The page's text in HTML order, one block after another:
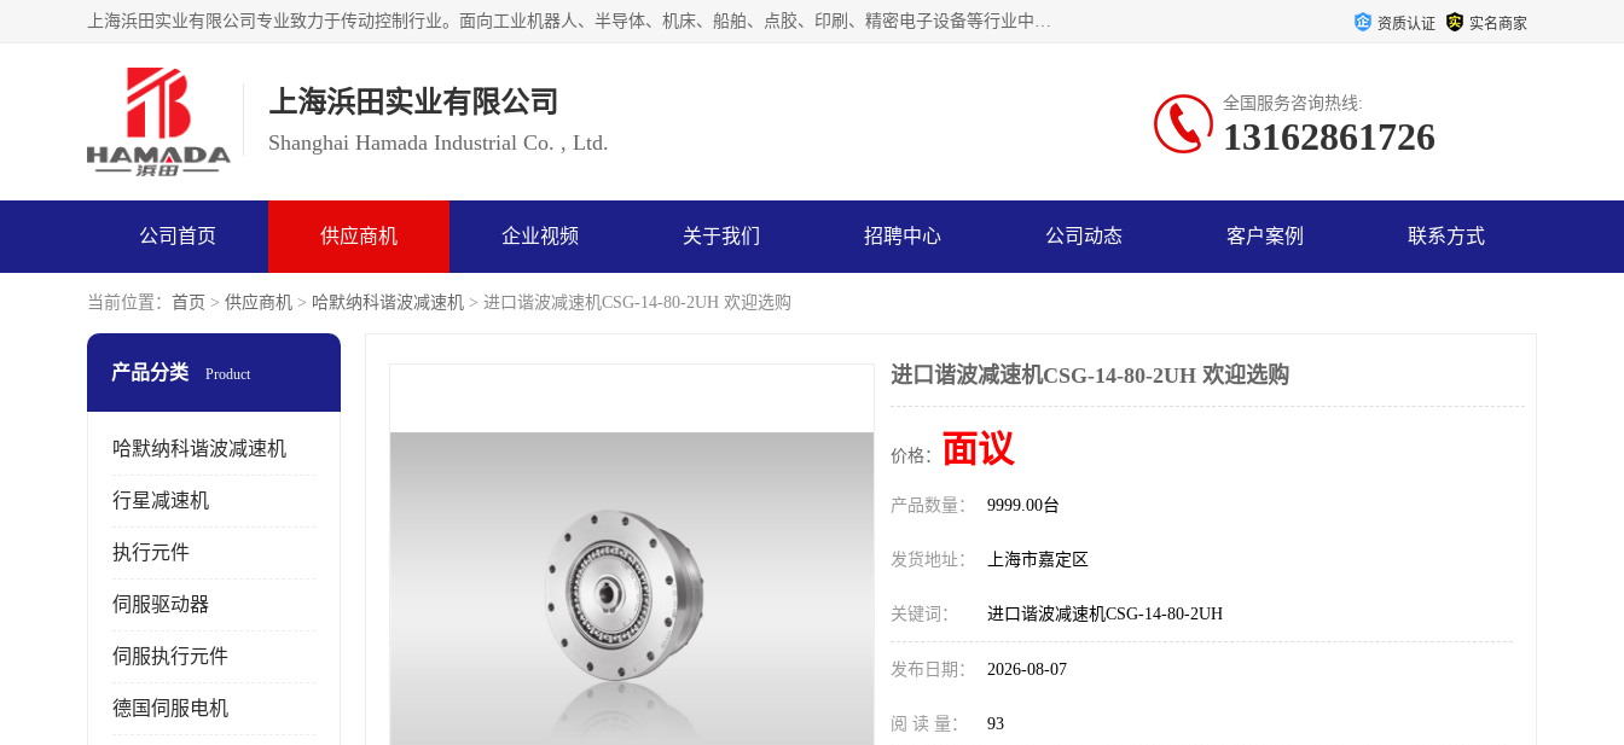
上海浜田实业有限公司专业致力于传动控制行业。面向工业机器人、半导体、机床、船舶、点胶、印刷、精密电子设备等行业中的运动控制技术。为日本哈默纳科（HarmonicDrive简称HD）中国地区定代理商，其生产的HarmonicDrive谐波减速机，具有轻量、小型、传动效率高、减速范围广、精度高等特点，被广泛应用于各种传动系统中。完善的技术，完善的售后，让您的选择无后顾之忧，欢迎您的来电洽谈！ 资质认证 实名商家
上海浜田实业有限公司
Shanghai Hamada Industrial Co. , Ltd.
全国服务咨询热线:
13162861726
公司首页 供应商机 企业视频 关于我们 招聘中心 公司动态 客户案例 联系方式
当前位置： 首页 > 供应商机 > 哈默纳科谐波减速机 > 进口谐波减速机CSG-14-80-2UH 欢迎选购
产品分类 Product
哈默纳科谐波减速机
行星减速机
执行元件
伺服驱动器
伺服执行元件
德国伺服电机
进口谐波减速机CSG-14-80-2UH 欢迎选购
价格： 面议
产品数量： 9999.00台
发货地址： 上海市嘉定区
关键词： 进口谐波减速机CSG-14-80-2UH
发布日期： 2026-08-07
阅 读 量： 93